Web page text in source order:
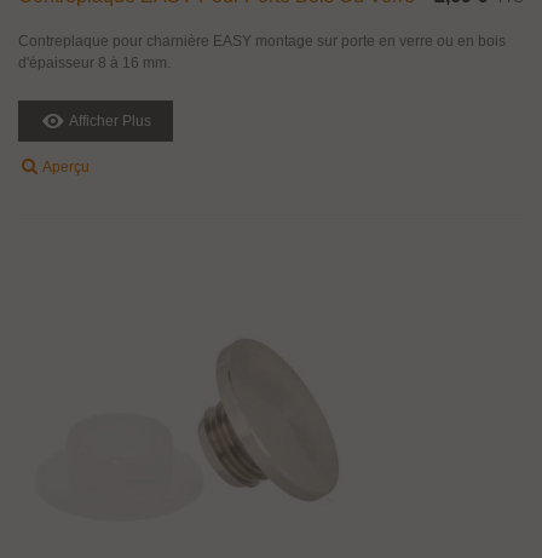
Contreplaque pour charnière EASY montage sur porte en verre ou en bois
d'épaisseur 8 à 16 mm.
Afficher Plus
Aperçu